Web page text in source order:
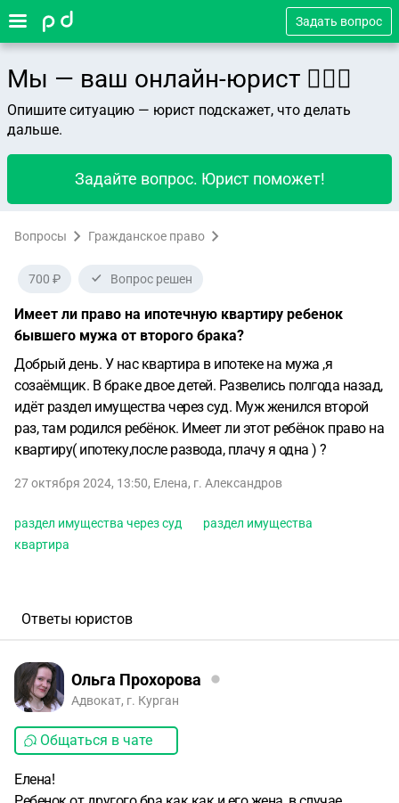
Задать вопрос
Мы — ваш онлайн-юрист 👨🏻‍⚖️
Опишите ситуацию — юрист подскажет, что делать
дальше.
Задайте вопрос. Юрист поможет!
Вопросы Гражданское право
700 ₽ Вопрос решен
Имеет ли право на ипотечную квартиру ребенок
бывшего мужа от второго брака?
Добрый день. У нас квартира в ипотеке на мужа ,я
созаёмщик. В браке двое детей. Развелись полгода назад,
идёт раздел имущества через суд. Муж женился второй
раз, там родился ребёнок. Имеет ли этот ребёнок право на
квартиру( ипотеку,после развода, плачу я одна ) ?
27 октября 2024, 13:50, Елена, г. Александров
раздел имущества через суд
раздел имущества
квартира
Ответы юристов
Ольга Прохорова
Адвокат, г. Курган
Общаться в чате
Елена!